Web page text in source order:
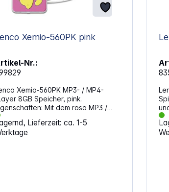
Lenco Xemio-560PK pink
Nr.:
Xemio-560PK MP3- / MP4-
8GB Speicher, pink.
Mit dem rosa MP3 /
Player kann die Lieblingsmusik
werden. Sowohl der MP3 /
Player als auch die Kopfhörer
Lieferzeit: ca. 1-5
Speicher